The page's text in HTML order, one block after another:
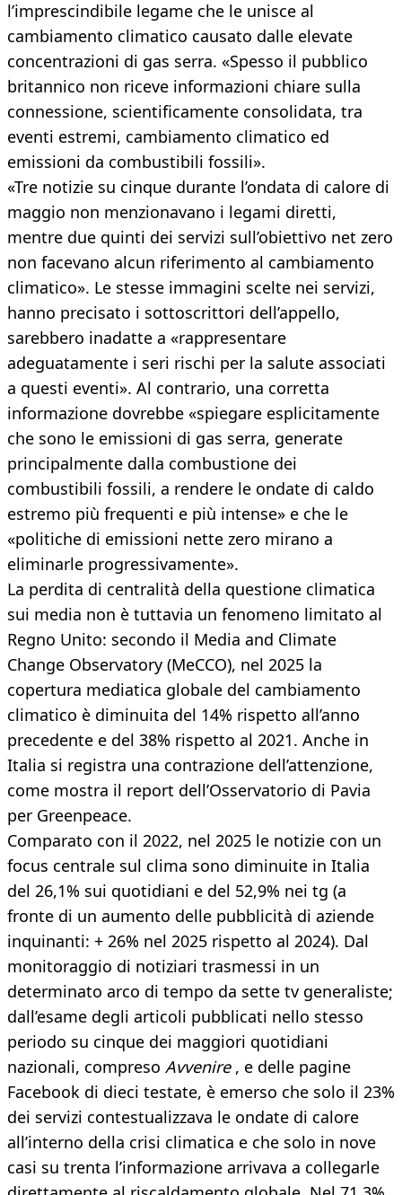
l’imprescindibile legame che le unisce al
cambiamento climatico causato dalle elevate
concentrazioni di gas serra. «Spesso il pubblico
britannico non riceve informazioni chiare sulla
connessione, scientificamente consolidata, tra
eventi estremi, cambiamento climatico ed
emissioni da combustibili fossili».
«Tre notizie su cinque durante l’ondata di calore di
maggio non menzionavano i legami diretti,
mentre due quinti dei servizi sull’obiettivo net zero
non facevano alcun riferimento al cambiamento
climatico». Le stesse immagini scelte nei servizi,
hanno precisato i sottoscrittori dell’appello,
sarebbero inadatte a «rappresentare
adeguatamente i seri rischi per la salute associati
a questi eventi». Al contrario, una corretta
informazione dovrebbe «spiegare esplicitamente
che sono le emissioni di gas serra, generate
principalmente dalla combustione dei
combustibili fossili, a rendere le ondate di caldo
estremo più frequenti e più intense» e che le
«politiche di emissioni nette zero mirano a
eliminarle progressivamente».
La perdita di centralità della questione climatica
sui media non è tuttavia un fenomeno limitato al
Regno Unito: secondo il Media and Climate
Change Observatory (MeCCO), nel 2025 la
copertura mediatica globale del cambiamento
climatico è diminuita del 14% rispetto all’anno
precedente e del 38% rispetto al 2021. Anche in
Italia si registra una contrazione dell’attenzione,
come mostra il report dell’Osservatorio di Pavia
per Greenpeace.
Comparato con il 2022, nel 2025 le notizie con un
focus centrale sul clima sono diminuite in Italia
del 26,1% sui quotidiani e del 52,9% nei tg (a
fronte di un aumento delle pubblicità di aziende
inquinanti: + 26% nel 2025 rispetto al 2024). Dal
monitoraggio di notiziari trasmessi in un
determinato arco di tempo da sette tv generaliste;
dall’esame degli articoli pubblicati nello stesso
periodo su cinque dei maggiori quotidiani
nazionali, compreso Avvenire, e delle pagine
Facebook di dieci testate, è emerso che solo il 23%
dei servizi contestualizzava le ondate di calore
all’interno della crisi climatica e che solo in nove
casi su trenta l’informazione arrivava a collegarle